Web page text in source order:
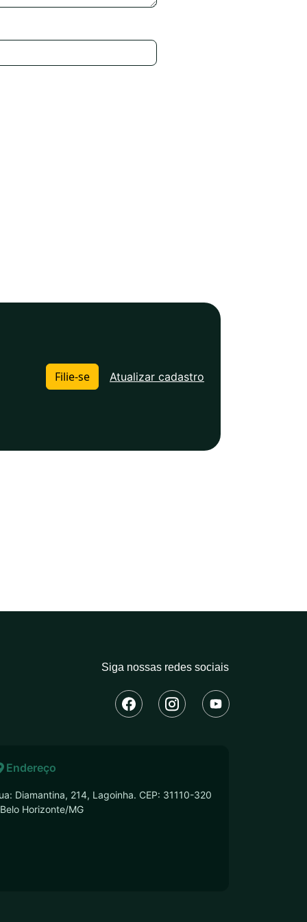
Filie-se Atualizar cadastro
Siga nossas redes sociais
Endereço
Diamantina, 214, Lagoinha. CEP: 31110-320
Horizonte/MG